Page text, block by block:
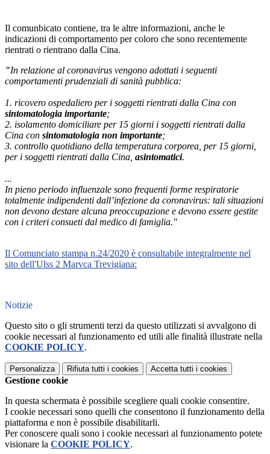
Il comunbicato contiene, tra le altre informazioni, anche le
indicazioni di comportamento per coloro che sono recentemente
rientrati o rientrano dalla Cina.
"In relazione al coronavirus vengono adottati i seguenti
comportamenti prudenziali di sanità pubblica:
1. ricovero ospedaliero per i soggetti rientrati dalla Cina con
sintomatologia importante;
2. isolamento domiciliare per 15 giorni i soggetti rientrati dalla
Cina con sintomatologia non importante;
3. controllo quotidiano della temperatura corporea, per 15 giorni,
per i soggetti rientrati dalla Cina, asintomatici.
...
In pieno periodo influenzale sono frequenti forme respiratorie
totalmente indipendenti dall’infezione da coronavirus: tali situazioni
non devono destare alcuna preoccupazione e devono essere gestite
con i criteri consueti dal medico di famiglia."
Il Comunciato stampa n.24/2020 è consultabile integralmente nel
sito dell'Ulss 2 Marvca Trevigiana:
Notizie
Questo sito o gli strumenti terzi da questo utilizzati si avvalgono di
cookie necessari al funzionamento ed utili alle finalità illustrate nella
COOKIE POLICY.
Personalizza Rifiuta tutti i cookies Accetta tutti i cookies
Gestione cookie
In questa schermata è possibile scegliere quali cookie consentire.
I cookie necessari sono quelli che consentono il funzionamento della
piattaforma e non è possibile disabilitarli.
Per conoscere quali sono i cookie necessari al funzionamento potete
visionare la COOKIE POLICY.